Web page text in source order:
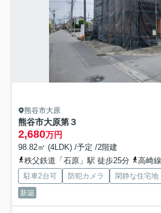
熊谷市大原
熊谷市大原第３
2,680万円
98.82㎡ (4LDK) /予定 /2階建
秩父鉄道「石原」駅 徒歩25分
高崎
駐車2台可 防犯カメラ 閑静な住宅地
新築